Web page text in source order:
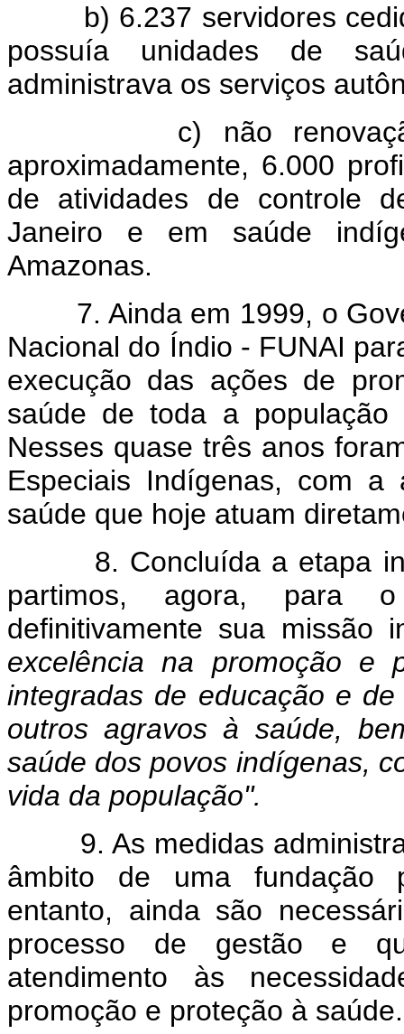
b) 6.237 servidores
possuía unidades de
administrava os serviços
c) não renovação
aproximadamente, 6.000
de atividades de controle
Janeiro e em saúde
Amazonas.
7. Ainda em 1999, o
Nacional do Índio - FUNAI
execução das ações de
saúde de toda a
Nesses quase três anos
Especiais Indígenas, com a
saúde que hoje atuam
8. Concluída a etapa
partimos, agora, para
definitivamente sua missão
excelência na promoção e
integradas de educação e
outros agravos à saúde,
saúde dos povos indígenas,
vida da população".
9. As medidas
âmbito de uma fundação
entanto, ainda são
processo de gestão e
atendimento às
promoção e proteção à saúde.